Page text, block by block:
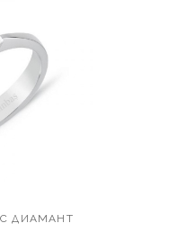
С ДИАМАНТ